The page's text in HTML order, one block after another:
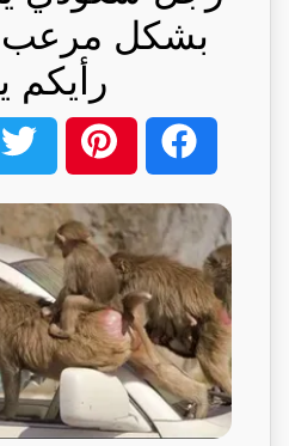
بشكل مرعب
رأيكم